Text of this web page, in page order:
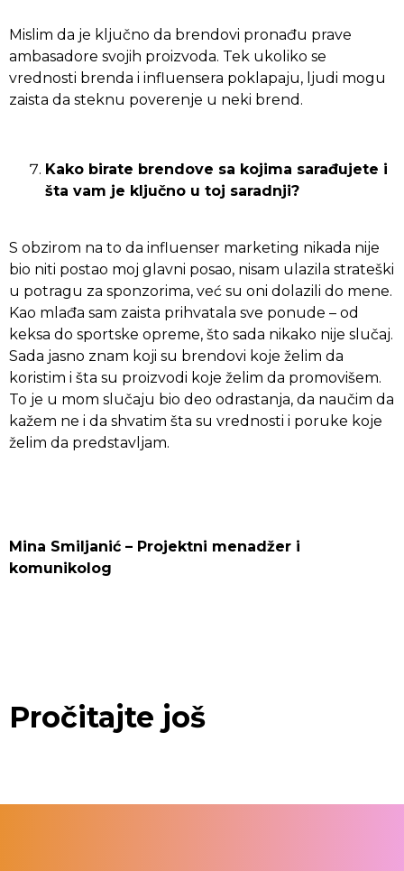
Mislim da je ključno da brendovi pronađu prave
ambasadore svojih proizvoda. Tek ukoliko se
vrednosti brenda i influensera poklapaju, ljudi mogu
zaista da steknu poverenje u neki brend.
Kako birate brendove sa kojima sarađujete i
šta vam je ključno u toj saradnji?
S obzirom na to da influenser marketing nikada nije
bio niti postao moj glavni posao, nisam ulazila strateški
u potragu za sponzorima, već su oni dolazili do mene.
Kao mlađa sam zaista prihvatala sve ponude – od
keksa do sportske opreme, što sada nikako nije slučaj.
Sada jasno znam koji su brendovi koje želim da
koristim i šta su proizvodi koje želim da promovišem.
To je u mom slučaju bio deo odrastanja, da naučim da
kažem ne i da shvatim šta su vrednosti i poruke koje
želim da predstavljam.
Mina Smiljanić – Projektni menadžer i
komunikolog
Pročitajte još